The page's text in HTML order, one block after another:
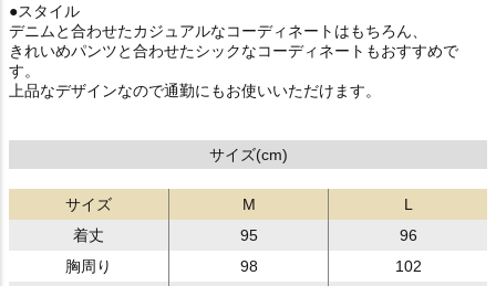
●スタイル
デニムと合わせたカジュアルなコーディネートはもちろん、
きれいめパンツと合わせたシックなコーディネートもおすすめで
す。
上品なデザインなので通勤にもお使いいただけます。
サイズ(cm)
サイズ M
L
着丈
95
96
胸周り
98
102